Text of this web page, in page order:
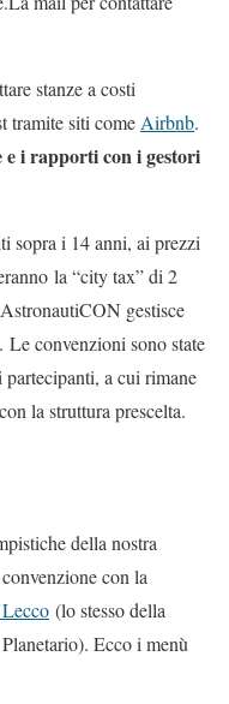
stanze a costi
tramite siti come Airbnb.
e i rapporti con i gestori
sopra i 14 anni, ai prezzi
la “city tax” di 2
gestisce
convenzioni sono state
a cui rimane
la struttura prescelta.
della nostra
con la
(lo stesso della
Ecco i menù